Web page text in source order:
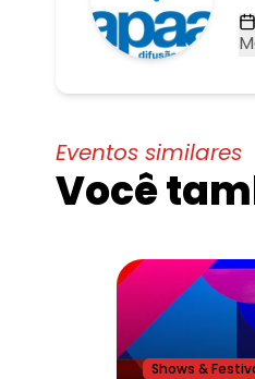
Eventos similares
Você
Shows &